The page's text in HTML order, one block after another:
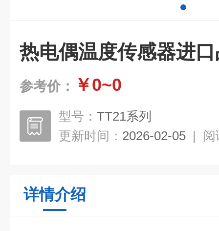
热电偶温度传感器进
参考价： ￥0~0
型号： TT21系列
更新时间： 2026-02-05 | 阅
详情介绍